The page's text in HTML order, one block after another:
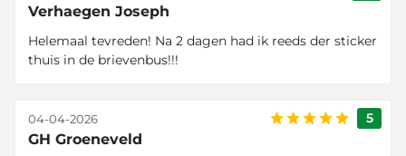
Verhaegen Joseph
Helemaal tevreden! Na 2 dagen had ik reeds der sticker
thuis in de brievenbus!!!
5
GH Groeneveld
04-04-2026